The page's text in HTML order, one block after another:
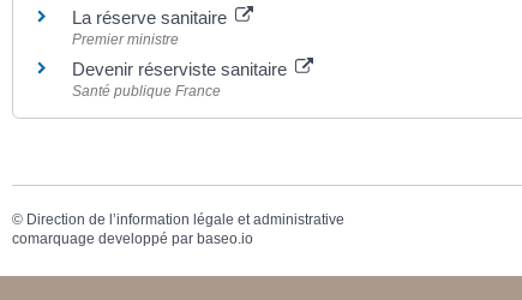
La réserve sanitaire
Premier ministre
Devenir réserviste sanitaire
Santé publique France
© Direction de l’information légale et administrative
comarquage developpé par baseo.io